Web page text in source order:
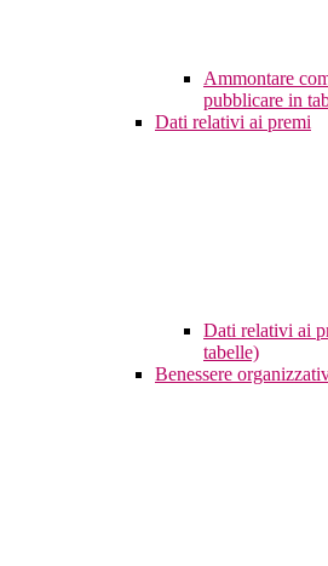
Ammontare
pubblicare in
Dati relativi ai premi
Dati relativi ai
tabelle)
Benessere